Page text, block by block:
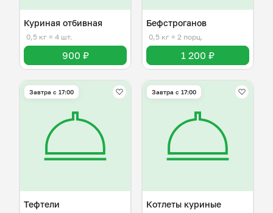
Куриная отбивная
0,5 кг ≈ 4 шт.
900 ₽
Бефстроганов
0,5 кг ≈ 2 порц.
1 200 ₽
Завтра c 17:00
Тефтели
Завтра c 17:00
Котлеты куриные